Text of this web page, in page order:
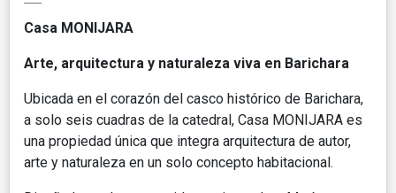
Casa MONIJARA
Arte, arquitectura y naturaleza viva en Barichara
Ubicada en el corazón del casco histórico de Barichara,
a solo seis cuadras de la catedral, Casa MONIJARA es
una propiedad única que integra arquitectura de autor,
arte y naturaleza en un solo concepto habitacional.